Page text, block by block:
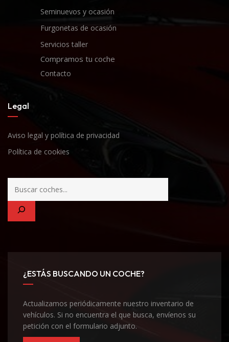
Seminuevos y ocasión
Furgonetas de ocasión
Servicios taller
Compramos tu coche
Contacto
Legal
Aviso legal y política de privacidad
Política de cookies
¿ESTÁS BUSCANDO UN COCHE?
Actualizamos periódicamente nuestro inventario de
vehículos. Si no encuentra el que busca, envíenos su
petición con el formulario adjunto.